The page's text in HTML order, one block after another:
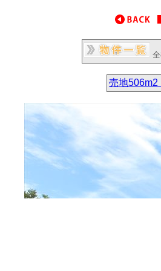
売地506m2